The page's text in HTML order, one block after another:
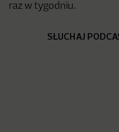
raz w tygodniu.
SŁUCHAJ